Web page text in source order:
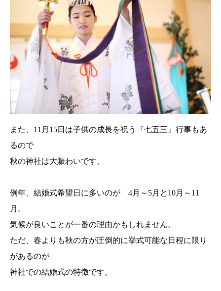
また、11月15日は子供の成長を祝う『七五三』行事もあ
るので
秋の神社は大賑わいです。
例年、結婚式希望日に多いのが 4月～5月と10月～11
月。
気候が良いことが一番の理由かもしれません。
ただ、春よりも秋の方が圧倒的に挙式可能な日程に限り
があるのが
神社での結婚式の特徴です。